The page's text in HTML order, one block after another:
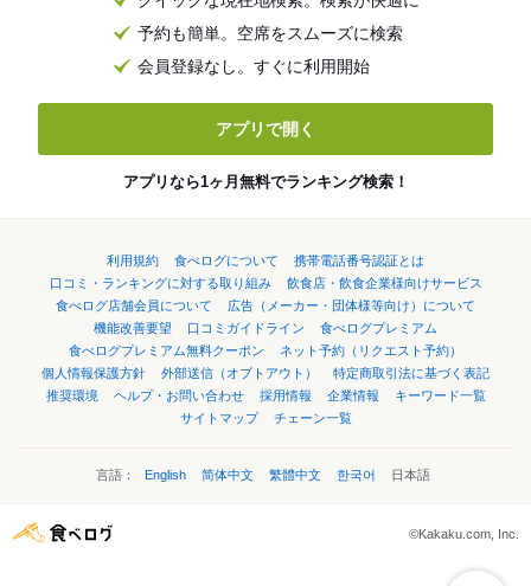
予約も簡単。空席をスムーズに検索
会員登録なし。すぐに利用開始
アプリで開く
アプリなら1ヶ月無料でランキング検索！
利用規約 食べログについて
携帯電話番号認証とは
口コミ・ランキングに対する取り組み
飲食店・飲食企業様向けサービス
食べログ店舗会員について
広告（メーカー・団体様等向け）について
機能改善要望
口コミガイドライン
食べログプレミアム
食べログプレミアム無料クーポン
ネット予約（リクエスト予約）
個人情報保護方針
外部送信（オプトアウト）
特定商取引法に基づく表記
推奨環境
ヘルプ・お問い合わせ 採用情報 企業情報
キーワード一覧
サイトマップ
チェーン一覧
言語： English 简体中文 繁體中文 한국어 日本語
©Kakaku.com, Inc.